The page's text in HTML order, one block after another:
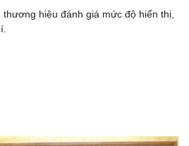
thương hiệu đánh giá mức độ hiển thị,